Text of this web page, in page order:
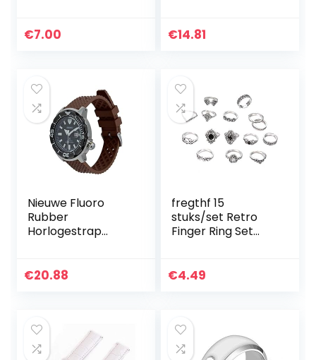
0.12/0.17
€7.00
Heren Titanium
€14.81
Nieuwe Fluoro
Rubber
Horlogestrap
Horlogeband voor
€20.88
fregthf 15
stuks/set Retro
Finger Ring Set
Vintage Crystal
€4.49